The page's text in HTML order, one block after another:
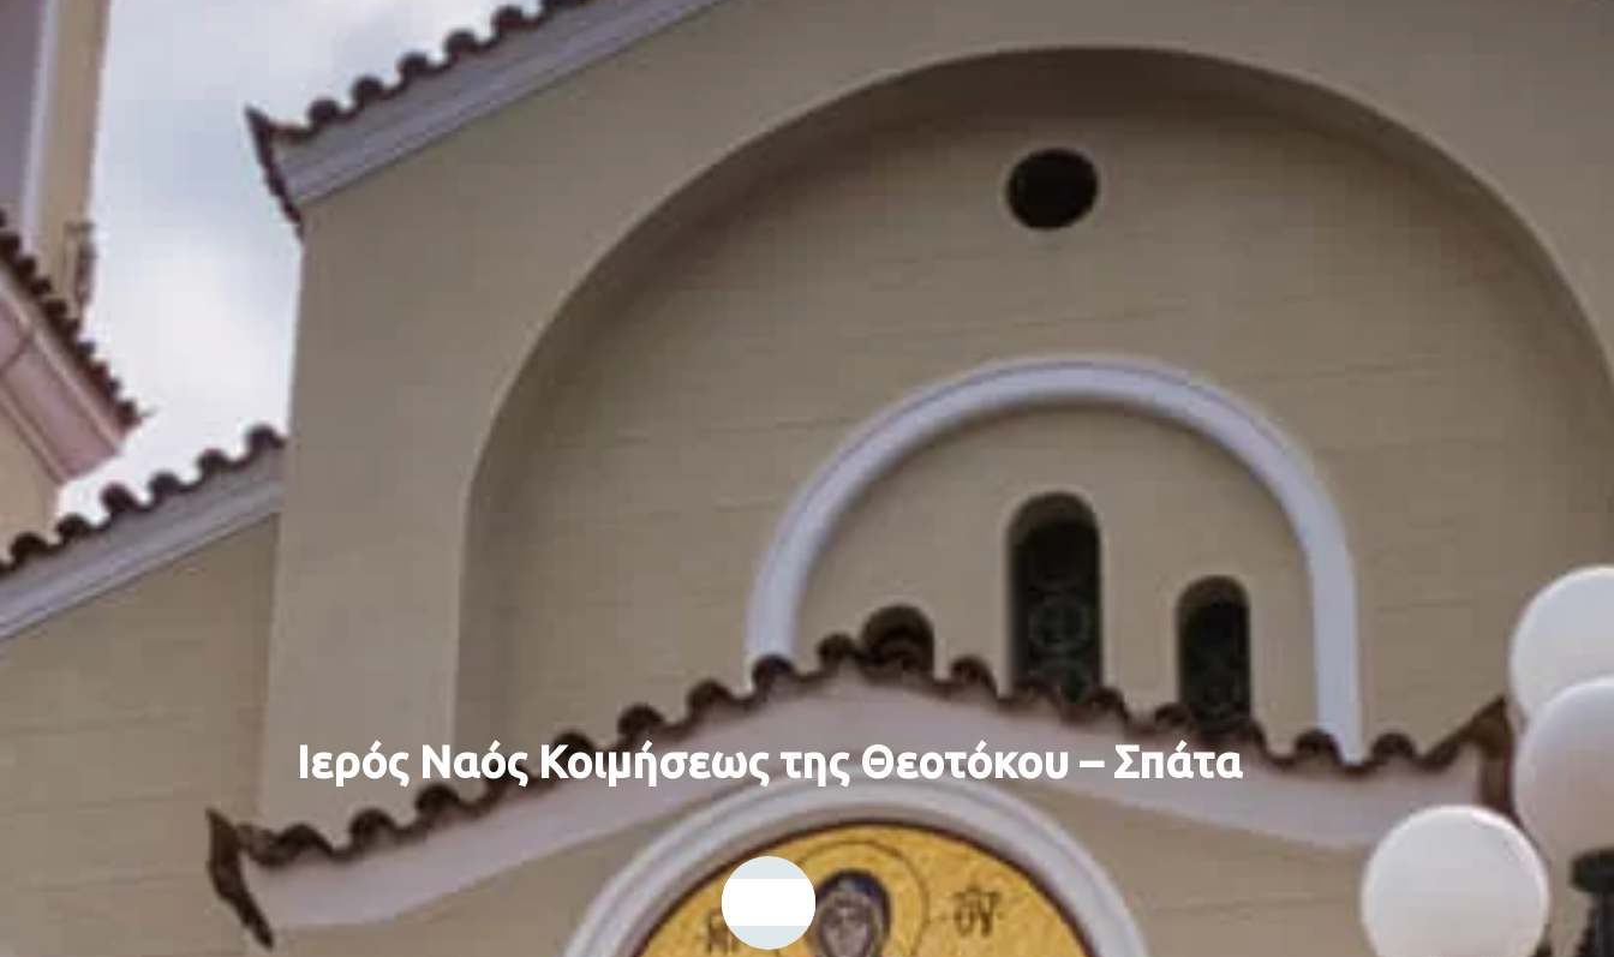
Ιερός Ναός Κοιμήσεως της Θεοτόκου – Σπάτα